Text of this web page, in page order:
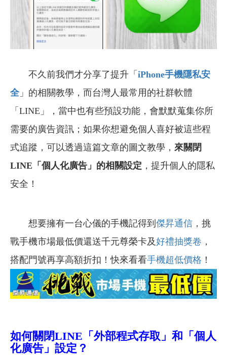
不久前我們才分享了提升「 iPhone手機隱私安
全」的相關教學，而台灣人最常用的社群軟體
「LINE」，當中也有些預設功能，會默默蒐集你所
需要的廣告資訊；如果你想避免個人喜好被這些程
式追蹤，可以透過這篇文章的圖文教學， 來關閉
LINE「個人化廣告」的相關設定 ，提升個人的隱私
安全！
想要擁有一台心儀的手機記得到 傑昇通信 ，挑
戰手機市場最低價還送千元尊榮卡及好禮抽獎卷 ，
搭配門號再享高額折扣！快來看看手機超低價格 ！
如何關閉LINE「外部程式存取」和「個人
化廣告」設定？